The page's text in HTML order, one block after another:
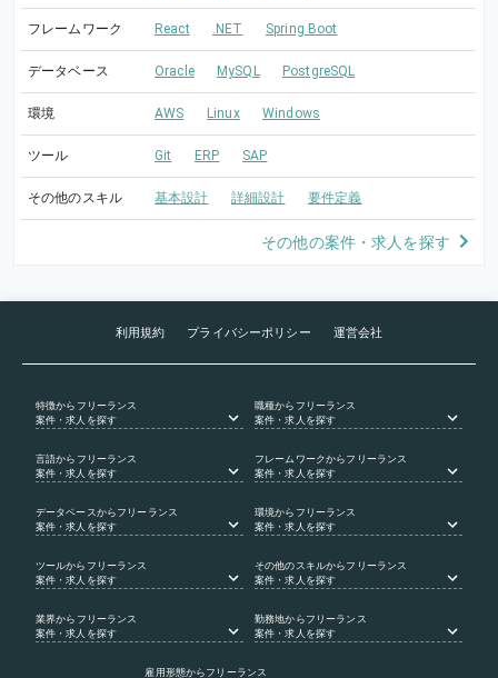
フレームワーク React .NET Spring Boot
データベース Oracle MySQL PostgreSQL
環境 AWS Linux Windows
ツール Git ERP SAP
その他のスキル 基本設計 詳細設計 要件定義
その他の案件・求人を探す
利用規約 プライバシーポリシー 運営会社
特徴からフリーランス
案件・求人を探す
職種からフリーランス
案件・求人を探す
言語からフリーランス
案件・求人を探す
フレームワークからフリーランス
案件・求人を探す
データベース からフリーランス
案件・求人を探す
環境からフリーランス
案件・求人を探す
ツールからフリーランス
案件・求人を探す
その他のスキルからフリーランス
案件・求人を探す
業界からフリーランス
案件・求人を探す
勤務地からフリーランス
案件・求人を探す
雇用形態からフリーランス